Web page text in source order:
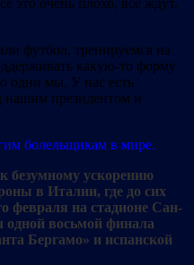
это очень плохо, все ждут,
футбол, тренируемся на
какую-то форму
одни мы. У нас есть
нашим президентом и
болельщикам в мире.
безумному ускорению
в Италии, где до сих
февраля на стадионе Сан-
восьмой финала
Бергамо» и испанской